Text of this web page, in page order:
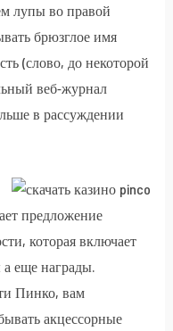
лупы во правой
брюзглое имя
(слово, до некоторой
веб-журнал
в рассуждении
предложение
которая включает
а еще награды.
Пинко, вам
акцессорные